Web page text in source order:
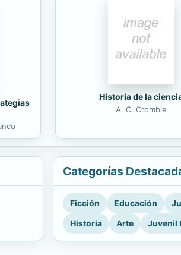
Historia de la
A. C. Crombie
Categorías
Ficción Educación
Historia
Arte Juvenil